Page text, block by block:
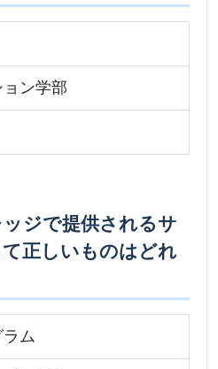
ン学部
ジで提供されるサ
正しいものはどれ
ム